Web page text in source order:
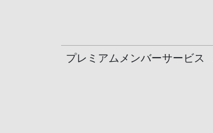
プレミアムメンバーサービス